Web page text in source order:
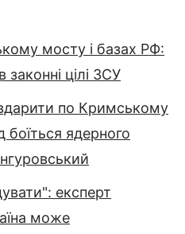
мосту і базах РФ:
законні цілі ЗСУ
вдарити по Кримському
боїться ядерного
експерт
може